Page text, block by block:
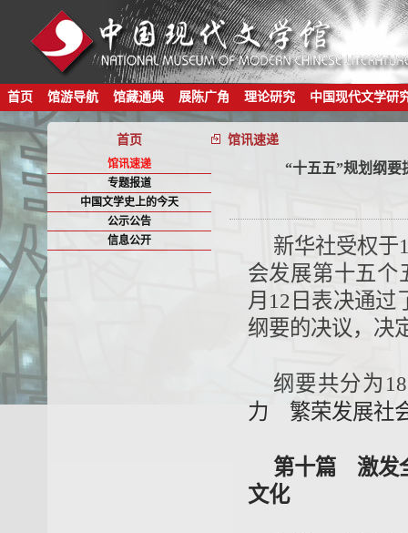
首页 馆游导航 馆藏通典 展陈广角 理论研究 中国现代文学研
首页 馆讯速递
馆讯速递
专题报道
中国文学史上的今天
公示公告
信息公开
“十五五”规划纲要
新华社受权于
会发展第十五个
月12日表决通过
纲要的决议，决
纲要共分为
力 繁荣发展社
第十篇 激发
文化